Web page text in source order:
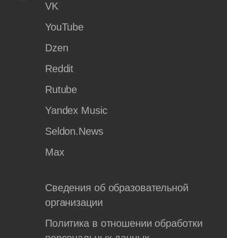
VK
YouTube
Dzen
Reddit
Rutube
Yandex Music
Seldon.News
Max
Сведения об образовательной
организации
Политика в отношении обработки